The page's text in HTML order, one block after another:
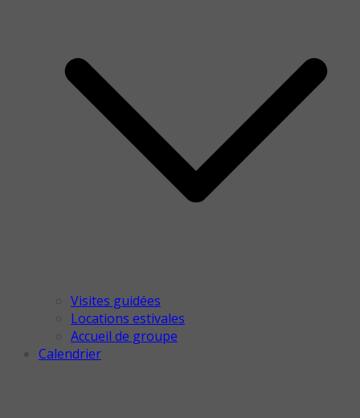
Visites guidées
Locations estivales
Accueil de groupe
Calendrier